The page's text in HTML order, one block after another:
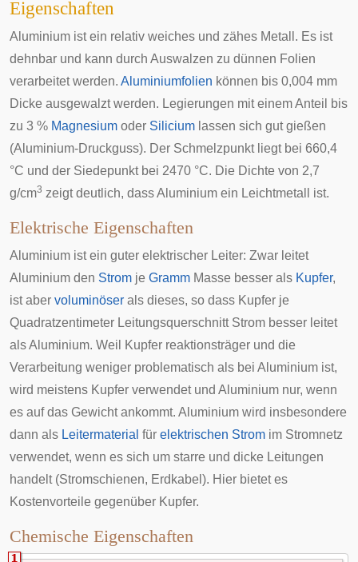
Eigenschaften
Aluminium ist ein relativ weiches und zähes Metall. Es ist
dehnbar und kann durch Auswalzen zu dünnen Folien
verarbeitet werden. Aluminiumfolien können bis 0,004 mm
Dicke ausgewalzt werden. Legierungen mit einem Anteil bis
zu 3 % Magnesium oder Silicium lassen sich gut gießen
(Aluminium-Druckguss). Der Schmelzpunkt liegt bei 660,4
°C und der Siedepunkt bei 2470 °C. Die Dichte von 2,7
g/cm3 zeigt deutlich, dass Aluminium ein Leichtmetall ist.
Elektrische Eigenschaften
Aluminium ist ein guter elektrischer Leiter: Zwar leitet
Aluminium den Strom je Gramm Masse besser als Kupfer,
ist aber voluminöser als dieses, so dass Kupfer je
Quadratzentimeter Leitungsquerschnitt Strom besser leitet
als Aluminium. Weil Kupfer reaktionsträger und die
Verarbeitung weniger problematisch als bei Aluminium ist,
wird meistens Kupfer verwendet und Aluminium nur, wenn
es auf das Gewicht ankommt. Aluminium wird insbesondere
dann als Leitermaterial für elektrischen Strom im Stromnetz
verwendet, wenn es sich um starre und dicke Leitungen
handelt (Stromschienen, Erdkabel). Hier bietet es
Kostenvorteile gegenüber Kupfer.
Chemische Eigenschaften